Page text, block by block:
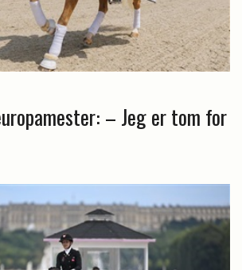
– Jeg er tom for